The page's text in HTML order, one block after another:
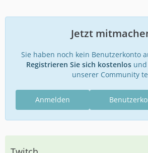
Jetzt
Sie haben noch kein Benutzerkonto
Registrieren Sie sich kostenlosund
unserer Community
Anmelden